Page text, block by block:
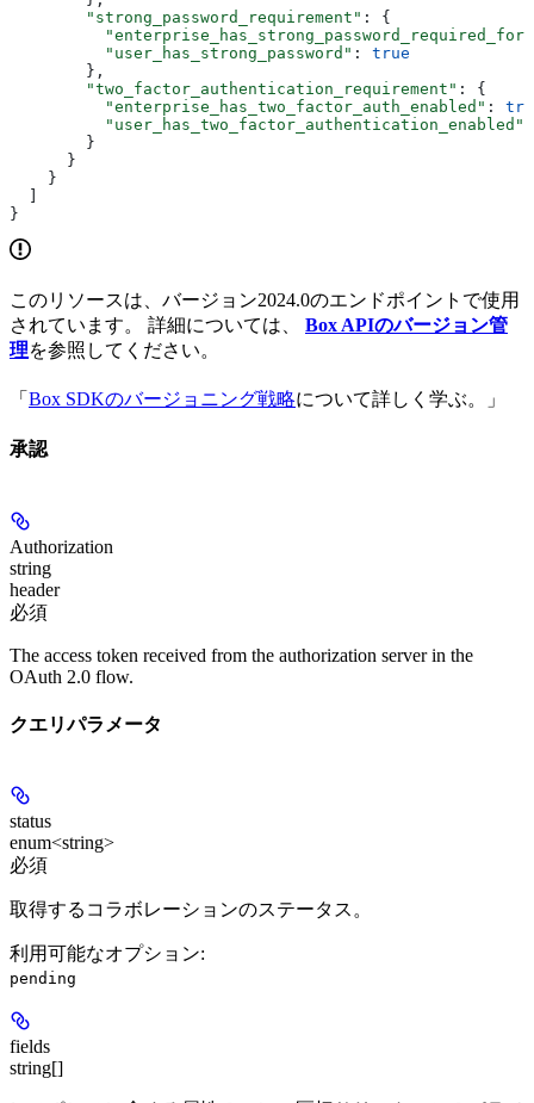
        "strong_password_requirement"
: {
          "user_has_strong_password"
: true
        },
        "two_factor_authentication_requirement"
: {
          "enterprise_has_two_factor_auth_enabled"
:
          "user_has_two_factor_authentication_enabled"
        }
      }
    }
}
このリソースは、バージョン2024.0のエンドポイントで使用
されています。 詳細については、 Box APIのバージョン管
理を参照してください。
「 Box SDKのバージョニング戦略について詳しく学ぶ。」
承認
Authorization
string
header
必須
The access token received from the authorization server in the
OAuth 2.0 flow.
クエリパラメータ
status
enum<string>
必須
取得するコラボレーションのステータス。
利用可能なオプション:
pending
fields
string[]